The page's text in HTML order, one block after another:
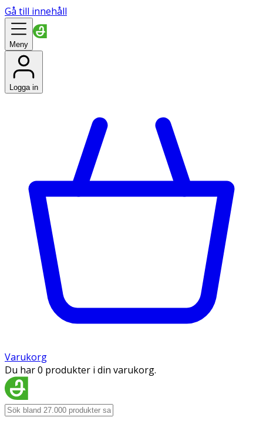
Gå till innehåll
Meny
Logga in
Varukorg
Du har 0 produkter i din varukorg.